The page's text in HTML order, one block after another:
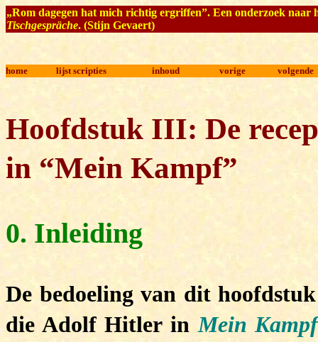
„Rom dagegen hat mich richtig ergriffen”. Een onderzoek naar
Tischgespräche. (Stijn Gevaert)
home lijst scripties inhoud vorige volgende
Hoofdstuk III: De
in “Mein Kampf”
0. Inleiding
De bedoeling van dit
die Adolf Hitler inMein Kampf